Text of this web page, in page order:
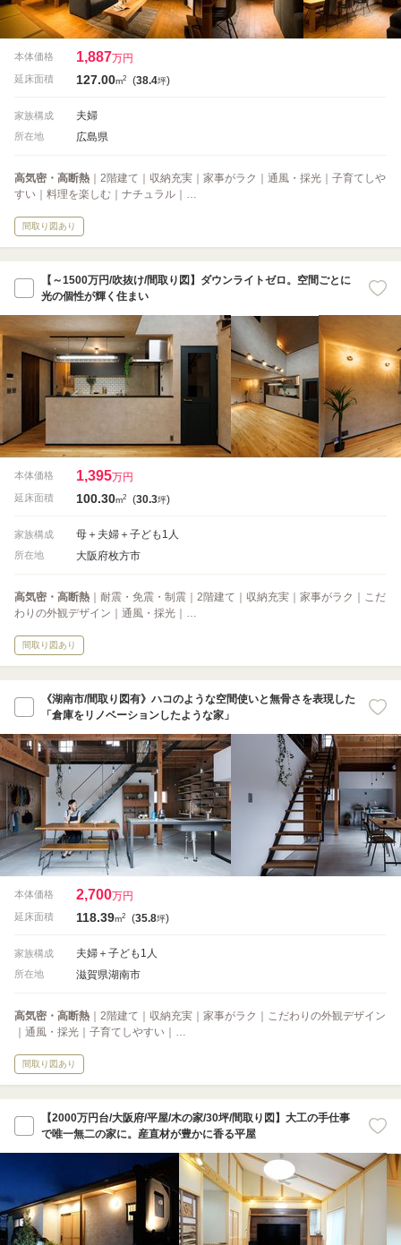
本体価格 1,887万円
延床面積 127.00m2 (38.4坪)
家族構成 夫婦
所在地 広島県
高気密・高断熱 ｜2階建て｜収納充実｜家事がラク｜通風・採光｜子育てしや
すい｜料理を楽しむ｜ナチュラル｜…
間取り図あり
【～1500万円/吹抜け/間取り図】ダウンライトゼロ。空間ごとに
光の個性が輝く住まい
本体価格 1,395万円
延床面積 100.30m2 (30.3坪)
家族構成 母＋夫婦＋子ども1人
所在地 大阪府枚方市
高気密・高断熱 ｜耐震・免震・制震｜2階建て｜収納充実｜家事がラク｜こだ
わりの外観デザイン｜通風・採光｜…
間取り図あり
《湖南市/間取り図有》ハコのような空間使いと無骨さを表現した
「倉庫をリノベーションしたような家」
本体価格 2,700万円
延床面積 118.39m2 (35.8坪)
家族構成 夫婦＋子ども1人
所在地 滋賀県湖南市
高気密・高断熱 ｜2階建て｜収納充実｜家事がラク｜こだわりの外観デザイン
｜通風・採光｜子育てしやすい｜…
間取り図あり
【2000万円台/大阪府/平屋/木の家/30坪/間取り図】大工の手仕事
で唯一無二の家に。産直材が豊かに香る平屋